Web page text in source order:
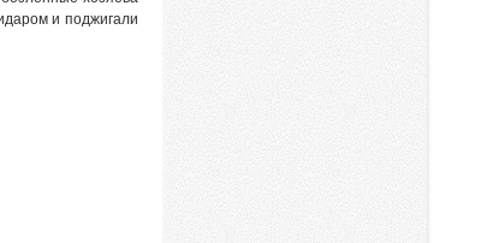
и поджигали